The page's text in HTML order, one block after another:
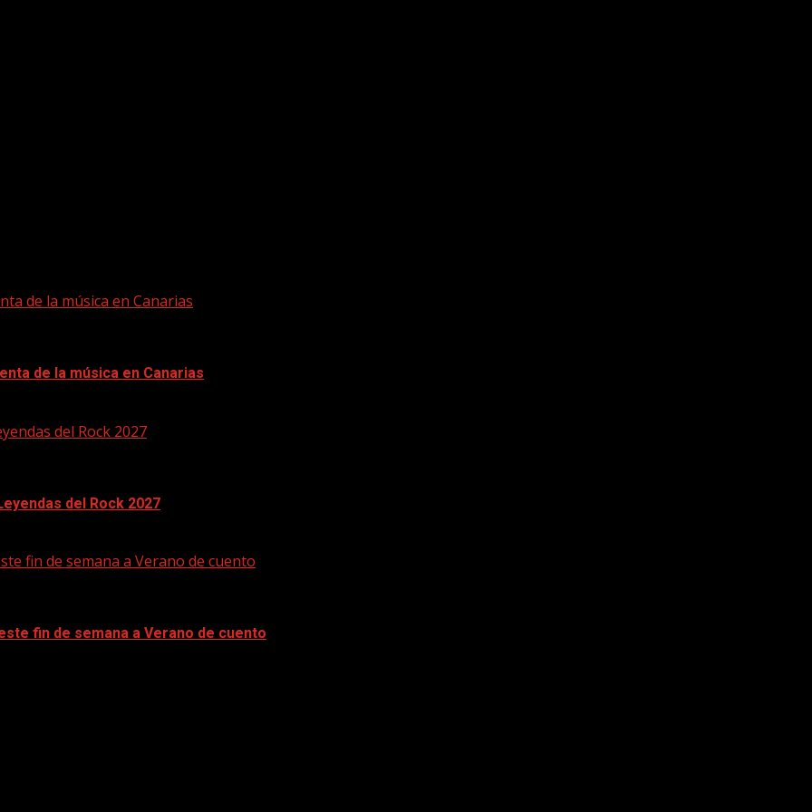
de la música en Canarias
de la música en Canarias
del Rock 2027
del Rock 2027
fin de semana a Verano de cuento
fin de semana a Verano de cuento